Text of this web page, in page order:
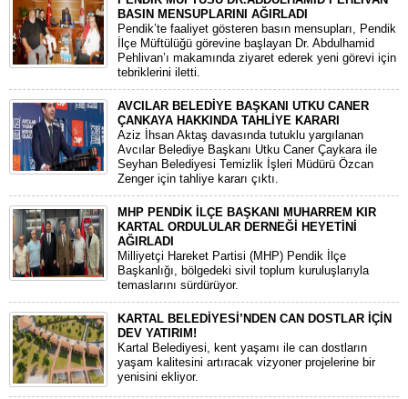
BASIN MENSUPLARINI AĞIRLADI
​Pendik’te faaliyet gösteren basın mensupları, Pendik
İlçe Müftülüğü görevine başlayan Dr. Abdulhamid
Pehlivan’ı makamında ziyaret ederek yeni görevi için
tebriklerini iletti.
AVCILAR BELEDİYE BAŞKANI UTKU CANER
ÇANKAYA HAKKINDA TAHLİYE KARARI
​Aziz İhsan Aktaş davasında tutuklu yargılanan
Avcılar Belediye Başkanı Utku Caner Çaykara ile
Seyhan Belediyesi Temizlik İşleri Müdürü Özcan
Zenger için tahliye kararı çıktı.
MHP PENDİK İLÇE BAŞKANI MUHARREM KIR
KARTAL ORDULULAR DERNEĞİ HEYETİNİ
AĞIRLADI
​Milliyetçi Hareket Partisi (MHP) Pendik İlçe
Başkanlığı, bölgedeki sivil toplum kuruluşlarıyla
temaslarını sürdürüyor.
KARTAL BELEDİYESİ’NDEN CAN DOSTLAR İÇİN
DEV YATIRIM!
Kartal Belediyesi, kent yaşamı ile can dostların
yaşam kalitesini artıracak vizyoner projelerine bir
yenisini ekliyor.